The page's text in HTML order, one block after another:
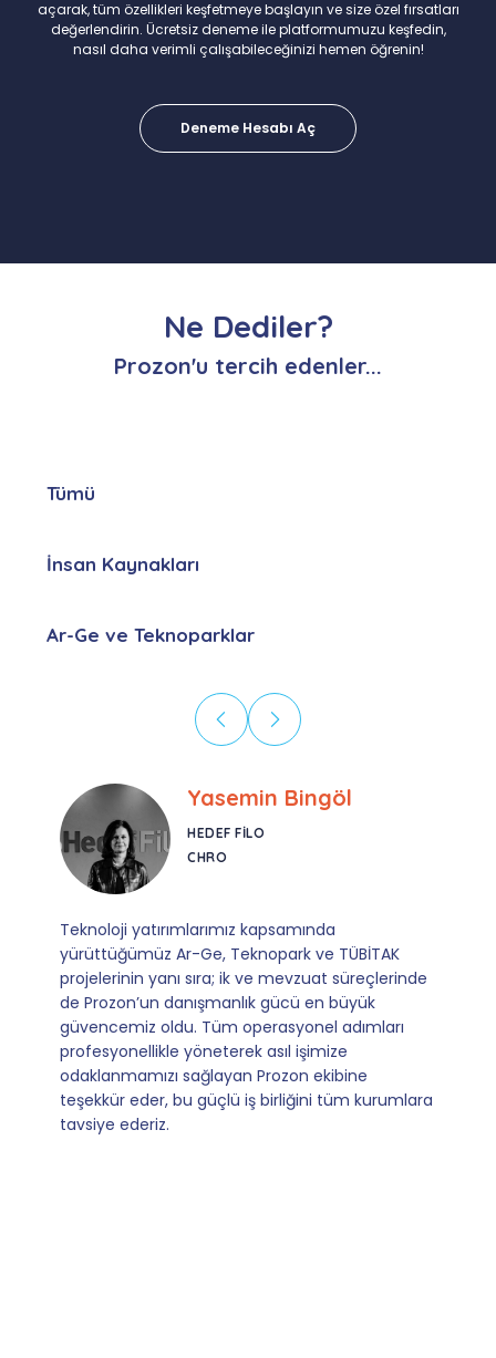
açarak, tüm özellikleri keşfetmeye başlayın ve size özel fırsatları
değerlendirin. Ücretsiz deneme ile platformumuzu keşfedin,
nasıl daha verimli çalışabileceğinizi hemen öğrenin!
Deneme Hesabı Aç
Ne Dediler?
Prozon'u tercih edenler...
Tümü
İnsan Kaynakları
Ar-Ge ve Teknoparklar
Ebru Kural
CORESYS
SATIŞ YÖNETICISI
Mevzuata uyum, başvuru ve izleme adımlarında
sağladıkları kusursuz yönlendirme sayesinde artık
operasyonlarımızı sıfır kaygı ve tam güvenle
yürütüyoruz. İş birliğimizi bizim için asıl değerli
kılan ise; ihtiyaç duyduğumuz her an ulaşılabilir
olmaları ve sorularımıza aldığımız hızlı geri
dönüşler.